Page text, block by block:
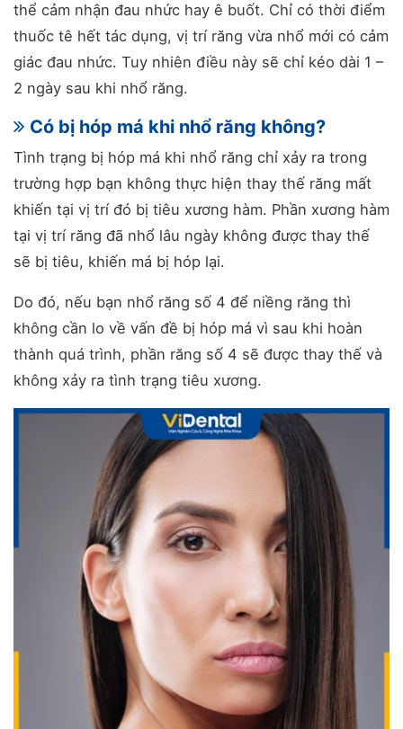
thể cảm nhận đau nhức hay ê buốt. Chỉ có thời điểm
thuốc tê hết tác dụng, vị trí răng vừa nhổ mới có cảm
giác đau nhức. Tuy nhiên điều này sẽ chỉ kéo dài 1 –
2 ngày sau khi nhổ răng.
Có bị hóp má khi nhổ răng không?
Tình trạng bị hóp má khi nhổ răng chỉ xảy ra trong
trường hợp bạn không thực hiện thay thế răng mất
khiến tại vị trí đó bị tiêu xương hàm. Phần xương hàm
tại vị trí răng đã nhổ lâu ngày không được thay thế
sẽ bị tiêu, khiến má bị hóp lại.
Do đó, nếu bạn nhổ răng số 4 để niềng răng thì
không cần lo về vấn đề bị hóp má vì sau khi hoàn
thành quá trình, phần răng số 4 sẽ được thay thế và
không xảy ra tình trạng tiêu xương.